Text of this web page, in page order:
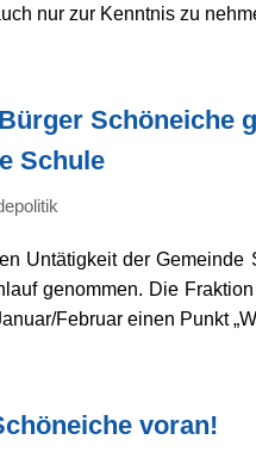
nur zur Kenntnis zu
Schöneiche
Schule
Untätigkeit der
genommen. Die
Februar einen Punkt
voran!